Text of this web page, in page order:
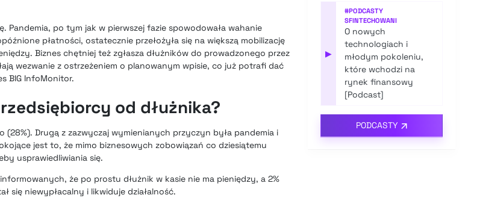
Pandemia, po tym jak w pierwszej fazie spowodowała wahanie
płatności, ostatecznie przełożyła się na większą mobilizację
Biznes chętniej też zgłasza dłużników do prowadzonego przez
wezwanie z ostrzeżeniem o planowanym wpisie, co już potrafi dać
BIG InfoMonitor.
od dłużnika?
(28%). Drugą z zazwyczaj wymienianych przyczyn była pandemia i
jest to, że mimo biznesowych zobowiązań co dziesiątemu
usprawiedliwiania się.
że po prostu dłużnik w kasie nie ma pieniędzy, a 2%
się niewypłacalny i likwiduje działalność.
▶
#PODCASTY
SFINTECHOWANI
O nowych
technologiach i
młodym pokoleniu,
które wchodzi na
rynek finansowy
[Podcast]
PODCASTY